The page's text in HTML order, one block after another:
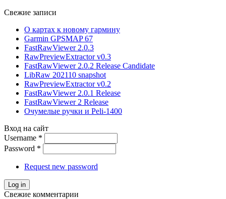
Свежие записи
О картах к новому гармину
Garmin GPSMAP 67
FastRawViewer 2.0.3
RawPreviewExtractor v0.3
FastRawViewer 2.0.2 Release Candidate
LibRaw 202110 snapshot
RawPreviewExtractor v0.2
FastRawViewer 2.0.1 Release
FastRawViewer 2 Release
Очумелые ручки и Peli-1400
Вход на сайт
Username *
Password *
Request new password
Свежие комментарии